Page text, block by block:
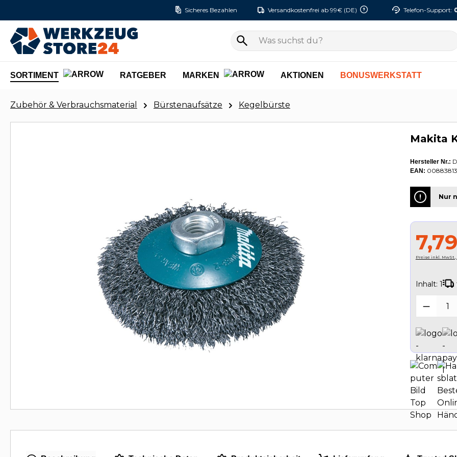
Sicheres Bezahlen Versandkostenfrei ab 99€ (DE) Telefon-Support:
SORTIMENT RATGEBER MARKEN AKTIONEN BONUSWERKSTATT
Zubehör & Verbrauchsmaterial Bürstenaufsätze Kegelbürste
Makita
Hersteller Nr.:
EAN:
Nur
Preise inkl.
Inhalt: 1